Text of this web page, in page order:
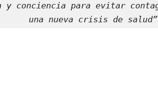
y conciencia para evitar
una nueva crisis de